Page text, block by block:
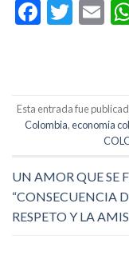
Esta entrada fue
Colombia,economia
UN AMOR QUE SE
“CONSECUENCIA
RESPETO Y LA